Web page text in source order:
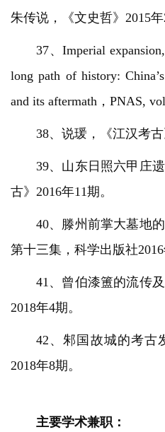
朱传说，《文史哲》2015年
37、Imperial
long path of history:
and its aftermath，PNAS,
38、说瑗，《江汉考古
39、山东日照六甲庄
古》2016年11期。
40、滕州前掌大墓地
第十三集，科学出版社2016
41、曾伯漆簠的流传
2018年4期。
42、邾国故城的考古
2018年8期。
主要学术兼职：